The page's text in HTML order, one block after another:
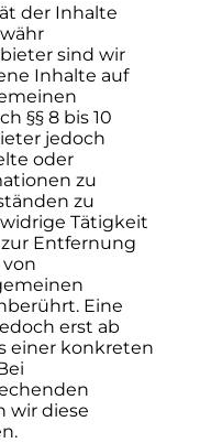
der Inhalte
sind wir
Inhalte auf
§§ 8 bis 10
jedoch
oder
zu
zu
Tätigkeit
Entfernung
Eine
erst ab
einer konkreten
wir diese